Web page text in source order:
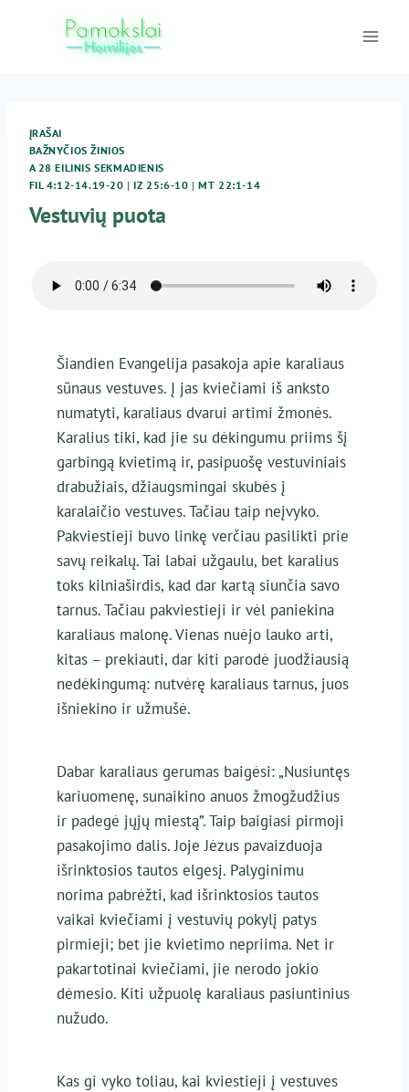
ĮRAŠAI
BAŽNYČIOS ŽINIOS
A 28 EILINIS SEKMADIENIS
FIL 4:12-14.19-20 |IZ 25:6-10 |MT 22:1-14
Vestuvių puota
Šiandien Evangelija pasakoja apie karaliaus
sūnaus vestuves. Į jas kviečiami iš anksto
numatyti, karaliaus dvarui artimi žmonės.
Karalius tiki, kad jie su dėkingumu priims šį
garbingą kvietimą ir, pasipuošę vestuviniais
drabužiais, džiaugsmingai skubės į
karalaičio vestuves. Tačiau taip neįvyko.
Pakviestieji buvo linkę verčiau pasilikti prie
savų reikalų. Tai labai užgaulu, bet karalius
toks kilniaširdis, kad dar kartą siunčia savo
tarnus. Tačiau pakviestieji ir vėl paniekina
karaliaus malonę. Vienas nuėjo lauko arti,
kitas – prekiauti, dar kiti parodė juodžiausią
nedėkingumą: nutvėrę karaliaus tarnus, juos
išniekino ir užmušė.
Dabar karaliaus gerumas baigėsi: „Nusiuntęs
kariuomenę, sunaikino anuos žmogžudžius
ir padegė jųjų miestą”. Taip baigiasi pirmoji
pasakojimo dalis. Joje Jėzus pavaizduoja
išrinktosios tautos elgesį. Palyginimu
norima pabrėžti, kad išrinktosios tautos
vaikai kviečiami į vestuvių pokylį patys
pirmieji; bet jie kvietimo nepriima. Net ir
pakartotinai kviečiami, jie nerodo jokio
dėmesio. Kiti užpuolę karaliaus pasiuntinius
nužudo.
Kas gi vyko toliau, kai kviestieji į vestuves